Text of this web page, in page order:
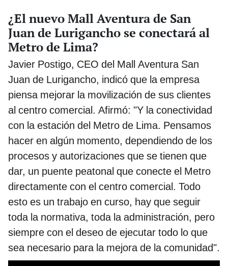
¿El nuevo Mall Aventura de San
Juan de Lurigancho se conectará al
Metro de Lima?
Javier Postigo, CEO del Mall Aventura San
Juan de Lurigancho, indicó que la empresa
piensa mejorar la movilización de sus clientes
al centro comercial. Afirmó: "Y la conectividad
con la estación del Metro de Lima. Pensamos
hacer en algún momento, dependiendo de los
procesos y autorizaciones que se tienen que
dar, un puente peatonal que conecte el Metro
directamente con el centro comercial. Todo
esto es un trabajo en curso, hay que seguir
toda la normativa, toda la administración, pero
siempre con el deseo de ejecutar todo lo que
sea necesario para la mejora de la comunidad".